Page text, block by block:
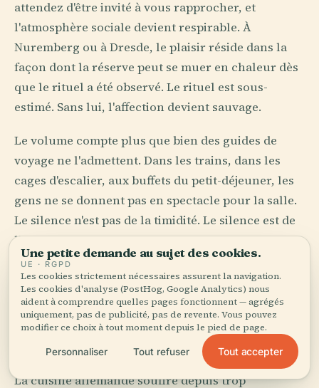
attendez d'être invité à vous rapprocher, et
l'atmosphère sociale devient respirable. À
Nuremberg ou à Dresde, le plaisir réside dans la
façon dont la réserve peut se muer en chaleur dès
que le rituel a été observé. Le rituel est sous-
estimé. Sans lui, l'affection devient sauvage.
Le volume compte plus que bien des guides de
voyage ne l'admettent. Dans les trains, dans les
cages d'escalier, aux buffets du petit-déjeuner, les
gens ne se donnent pas en spectacle pour la salle.
Le silence n'est pas de la timidité. Le silence est de
l'architecture civique. Même faire la queue a une
dimension morale, comme si l'ordre n'était pas de
l'obéissance mais un modeste cadeau offert à la
personne suivante.
Sel, fumée, pain, grâce
La cuisine allemande souffre depuis trop
Une petite demande au sujet des cookies.
UE · RGPD
Les cookies strictement nécessaires assurent la navigation.
Les cookies d'analyse (PostHog, Google Analytics) nous
aident à comprendre quelles pages fonctionnent — agrégés
uniquement, pas de publicité, pas de revente. Vous pouvez
modifier ce choix à tout moment depuis le pied de page.
Personnaliser Tout refuser Tout accepter